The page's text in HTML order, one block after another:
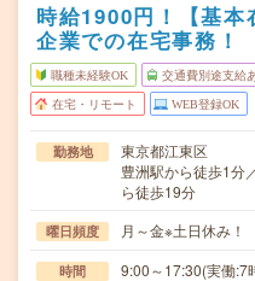
時給1900円！【基
企業での在宅事務！
職種未経験OK 交通費別途支給
在宅・リモート WEB登録OK
勤務地
東京都江東区
豊洲駅から徒歩1分
ら徒歩19分
曜日頻度 月～金※土日休み！
時間 9:00～17:30(実働:7